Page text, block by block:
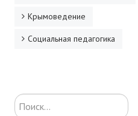
Крымоведение
Социальная педагогика
Искать...